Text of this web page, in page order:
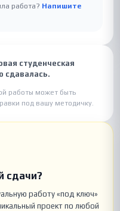
работа? Напишите
студенческая
сдавалась.
работы может быть
под вашу методичку.
сдачи?
работу «под ключ»
проект по любой